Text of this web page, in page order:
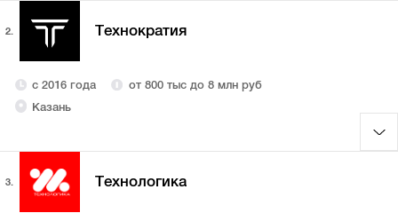
2. Технократия
с 2016 года
от 800 тыс до 8 млн руб
Казань
3. Технологика